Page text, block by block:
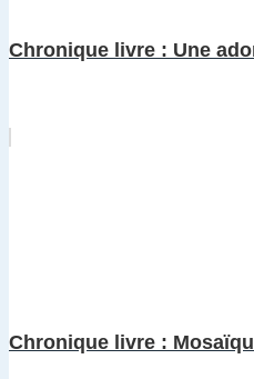
Chronique livre : Une
Chronique livre :